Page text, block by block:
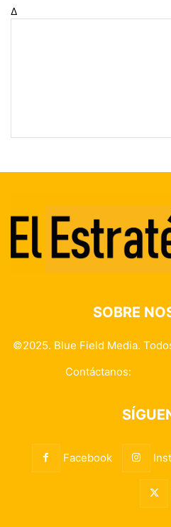
Δ
SOBRE
©2025. Blue Field Media.
Contáctanos:
Facebook